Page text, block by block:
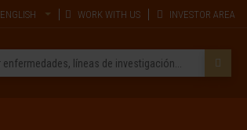
ENGLISH WORK WITH US INVESTOR AREA